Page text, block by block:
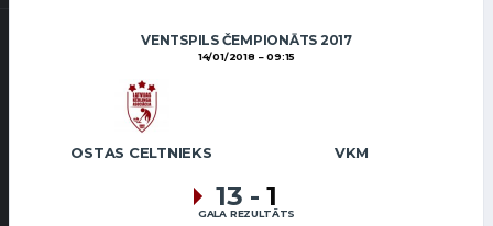
VENTSPILS ČEMPIONĀTS 2017
14/01/2018 09:15
OSTAS CELTNIEKS VKM
13 - 1
GALA REZULTĀTS